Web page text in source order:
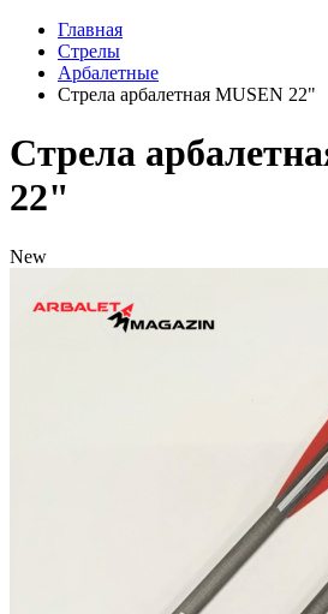
Главная
Стрелы
Арбалетные
Стрела арбалетная MUSEN 22"
Стрела
22"
New